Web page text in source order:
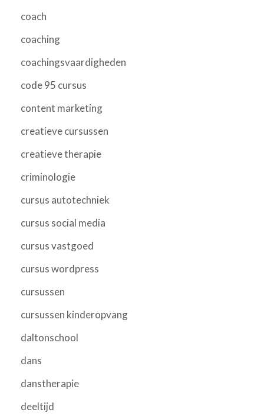
coach
coaching
coachingsvaardigheden
code 95 cursus
content marketing
creatieve cursussen
creatieve therapie
criminologie
cursus autotechniek
cursus social media
cursus vastgoed
cursus wordpress
cursussen
cursussen kinderopvang
daltonschool
dans
danstherapie
deeltijd